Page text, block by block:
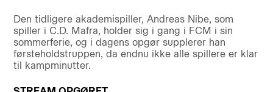
Den tidligere akademispiller, Andreas Nibe, som
spiller i C.D. Mafra, holder sig i gang i FCM i sin
sommerferie, og i dagens opgør supplerer han
førsteholdstruppen, da endnu ikke alle spillere er klar
til kampminutter.